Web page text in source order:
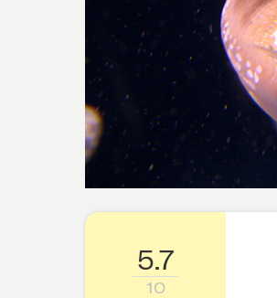
5.7
10